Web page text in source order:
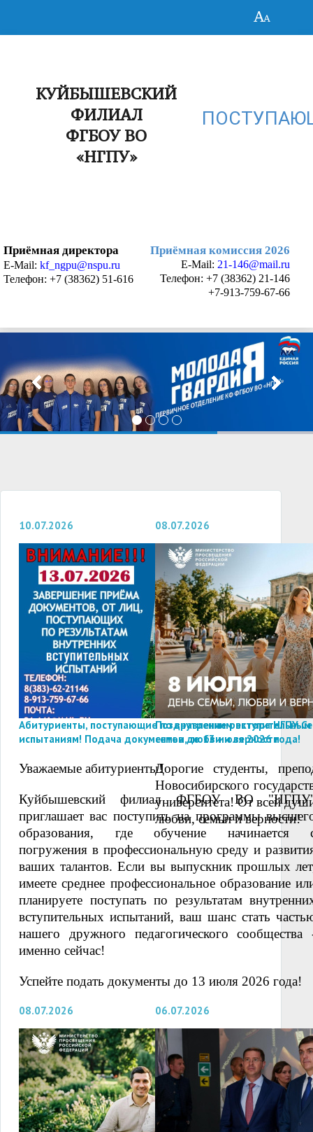
КУЙБЫШЕВСКИЙ
ФИЛИАЛ
ФГБОУ ВО
«НГПУ»
Приёмная директора
E-Mail: kf_ngpu@nspu.ru
Телефон: +7 (38362) 51-616
Приёмная комиссия 2026
E-Mail: 21-146@mail.ru
Телефон: +7 (38362) 21-146
+7-913-759-67-66
10.07.2026
Абитуриенты, поступающие по внутренним вступительным
испытаниям! Подача документов до 13 июля 2026 года!
Уважаемые абитуриенты!
Куйбышевский филиал ФГБОУ ВО
приглашает вас поступить на программы
образования, где обучение начинается
погружения в профессиональную среду и
ваших талантов. Если вы выпускник прошлых
имеете среднее профессиональное образование
планируете поступать по результатам
вступительных испытаний, ваш шанс стать
нашего дружного педагогического сообщества
именно сейчас!
Успейте подать документы до 13 июля 2026 года!
08.07.2026
Поздравление ректора НГПУ
семьи, любви и верности
Дорогие студенты,
Новосибирского
университета! От всей
любви, семьи и верности!
08.07.2026 06.07.2026